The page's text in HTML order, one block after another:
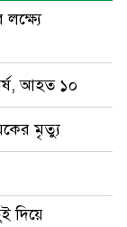
আহত ১০
মৃত্যু
দিয়ে